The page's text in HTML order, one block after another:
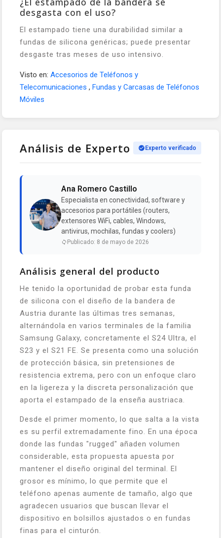
desgasta con el uso?
El estampado tiene una durabilidad similar a
fundas de silicona genéricas; puede presentar
desgaste tras meses de uso intensivo.
Visto en: Accesorios de Teléfonos y
Telecomunicaciones , Fundas y Carcasas de Teléfonos
Móviles
Análisis de Experto Experto verificado
Ana Romero Castillo
Especialista en conectividad, software y
accesorios para portátiles (routers,
extensores WiFi, cables, Windows,
antivirus, mochilas, fundas y coolers)
Publicado: 8 de mayo de 2026
Análisis general del producto
He tenido la oportunidad de probar esta funda
de silicona con el diseño de la bandera de
Austria durante las últimas tres semanas,
alternándola en varios terminales de la familia
Samsung Galaxy, concretamente el S24 Ultra, el
S23 y el S21 FE. Se presenta como una solución
de protección básica, sin pretensiones de
resistencia extrema, pero con un enfoque claro
en la ligereza y la discreta personalización que
aporta el estampado de la enseña austriaca.
Desde el primer momento, lo que salta a la vista
es su perfil extremadamente fino. En una época
donde las fundas "rugged" añaden volumen
considerable, esta propuesta apuesta por
mantener el diseño original del terminal. El
grosor es mínimo, lo que permite que el
teléfono apenas aumente de tamaño, algo que
agradecen usuarios que buscan llevar el
dispositivo en bolsillos ajustados o en fundas
finas para el cinturón.